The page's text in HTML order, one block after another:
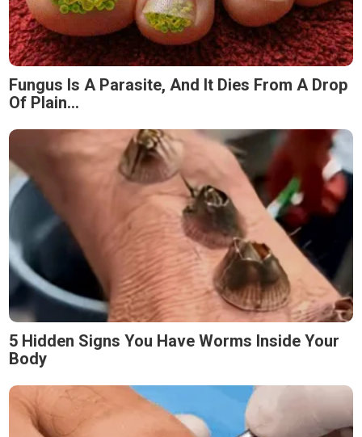
Fungus Is A Parasite, And It Dies From A Drop
Of Plain...
5 Hidden Signs You Have Worms Inside Your
Body